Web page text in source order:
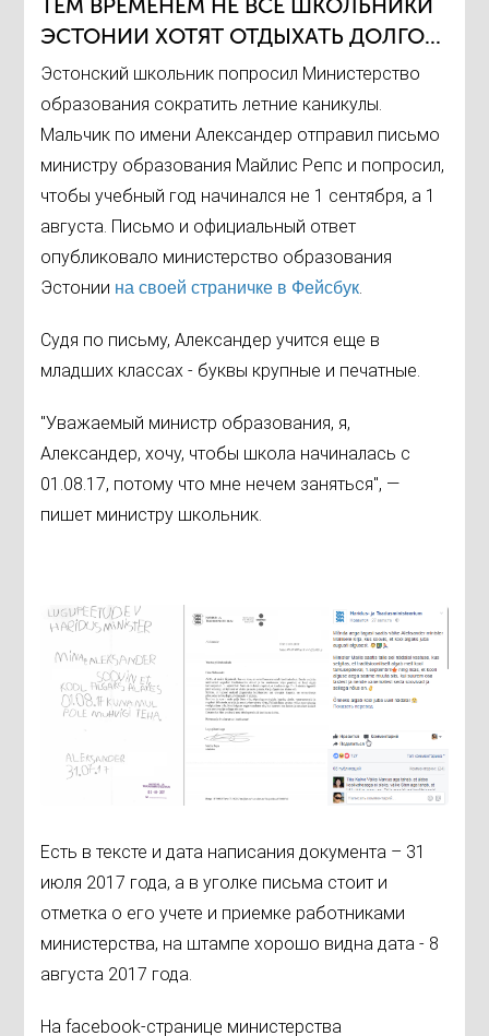
ТЕМ ВРЕМЕНЕМ НЕ ВСЕ ШКОЛЬНИКИ
ЭСТОНИИ ХОТЯТ ОТДЫХАТЬ ДОЛГО...
Эстонский школьник попросил Министерство
образования сократить летние каникулы.
Мальчик по имени Александер отправил письмо
министру образования Майлис Репс и попросил,
чтобы учебный год начинался не 1 сентября, а 1
августа. Письмо и официальный ответ
опубликовало министерство образования
Эстонии на своей страничке в Фейсбук.
Судя по письму, Александер учится еще в
младших классах - буквы крупные и печатные.
"Уважаемый министр образования, я,
Александер, хочу, чтобы школа начиналась с
01.08.17, потому что мне нечем заняться", —
пишет министру школьник.
Есть в тексте и дата написания документа – 31
июля 2017 года, а в уголке письма стоит и
отметка о его учете и приемке работниками
министерства, на штампе хорошо видна дата - 8
августа 2017 года.
На facebook-странице министерства